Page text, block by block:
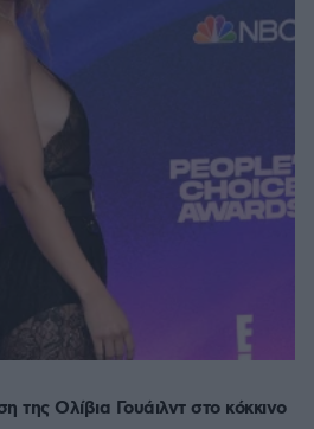
της Ολίβια Γουάιλντ στο κόκκινο